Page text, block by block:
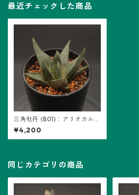
最近チェックした商品
三角牡丹 (B01)：アリオカルプ
ス属 ※実生
¥4,200
同じカテゴリの商品